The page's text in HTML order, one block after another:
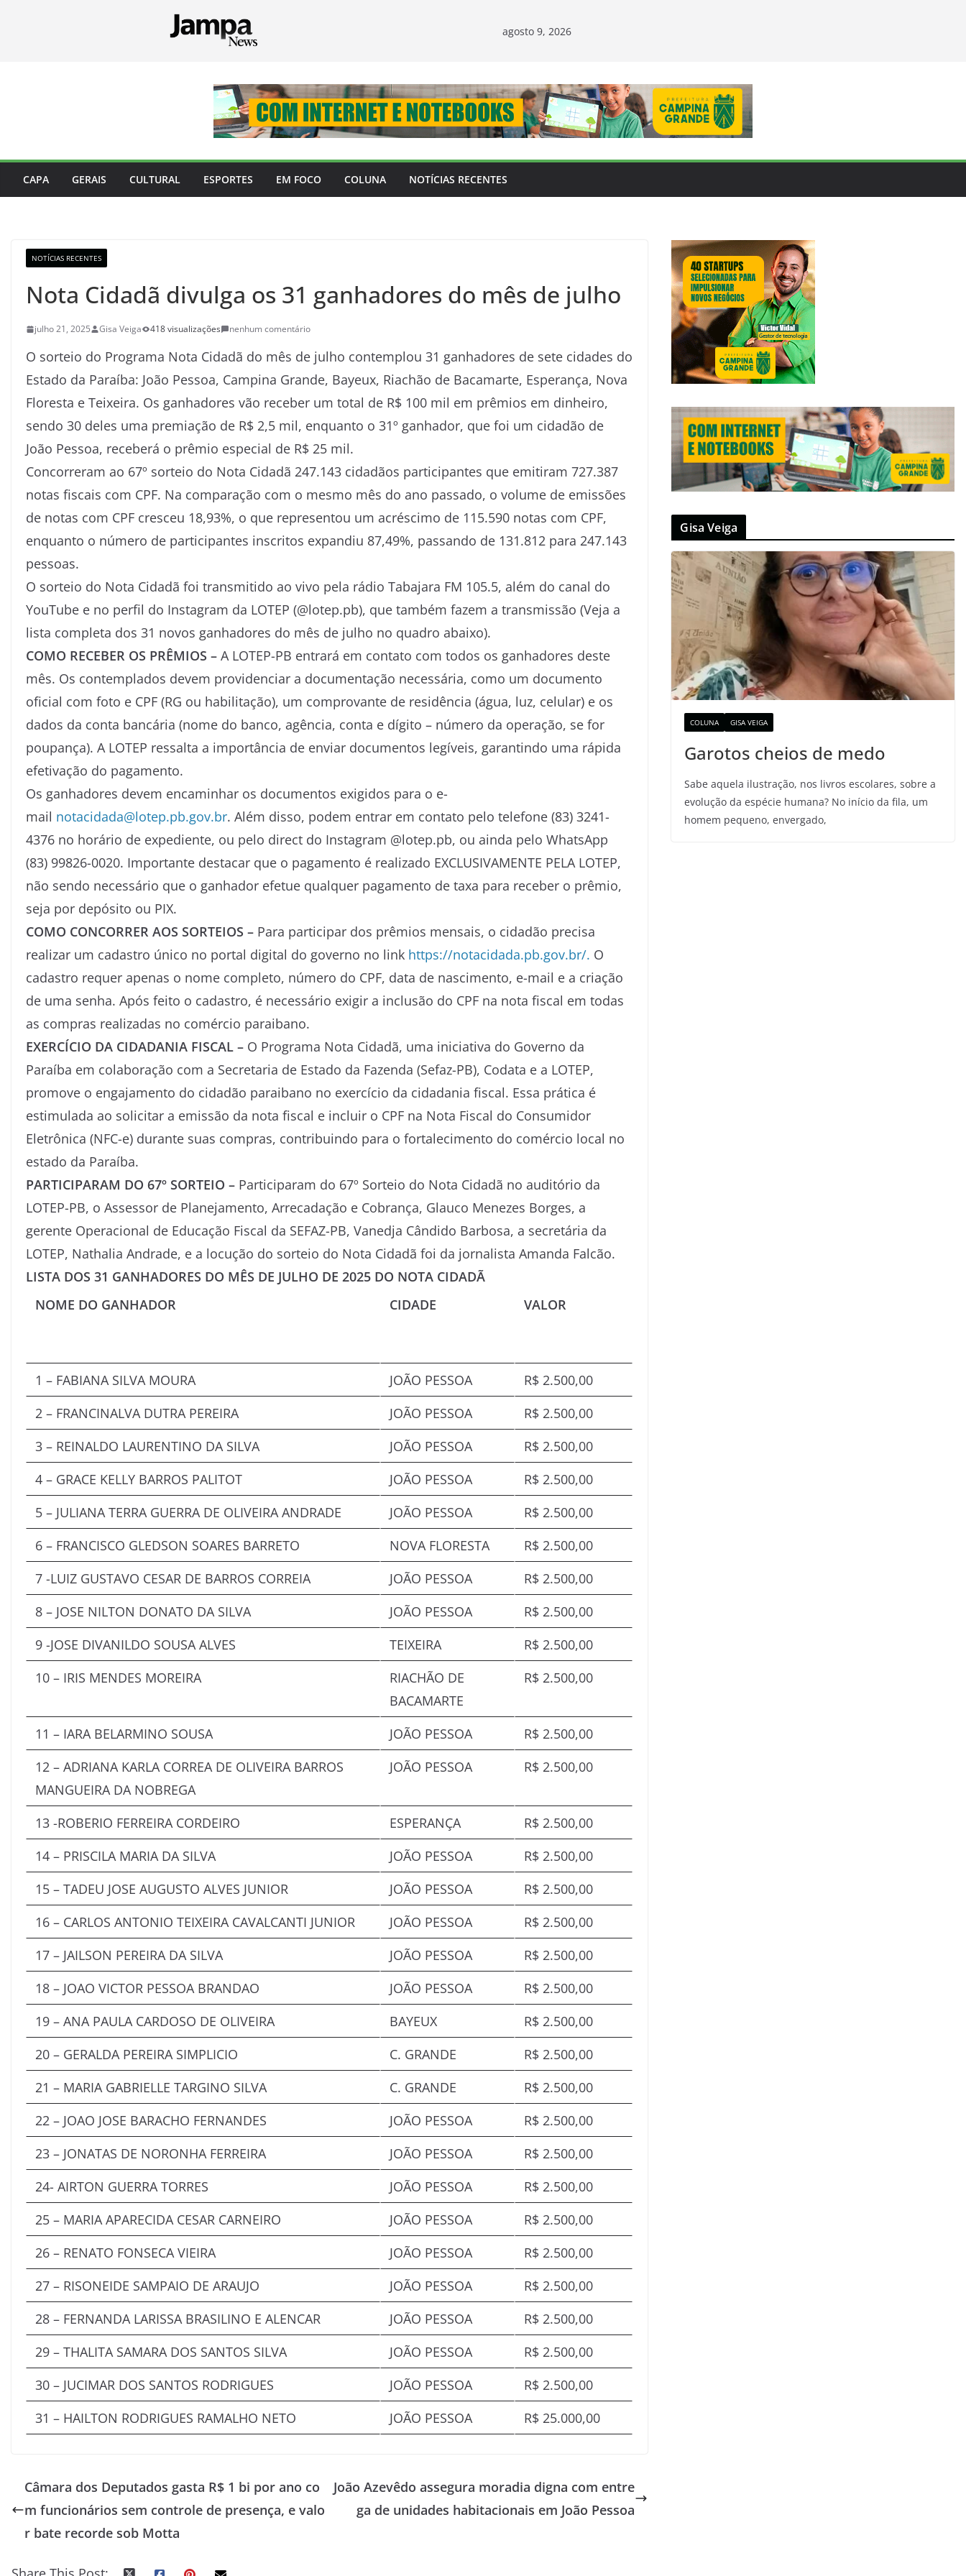
agosto 9, 2026
CAPA GERAIS CULTURAL ESPORTES EM FOCO COLUNA NOTÍCIAS RECENTES
NOTÍCIAS RECENTES
Nota Cidadã divulga os 31 ganhadores do mês de julho
julho 21, 2025 Gisa Veiga 418 visualizações nenhum comentário
O sorteio do Programa Nota Cidadã do mês de julho contemplou 31 ganhadores de sete cidades do
Estado da Paraíba: João Pessoa, Campina Grande, Bayeux, Riachão de Bacamarte, Esperança, Nova
Floresta e Teixeira. Os ganhadores vão receber um total de R$ 100 mil em prêmios em dinheiro,
sendo 30 deles uma premiação de R$ 2,5 mil, enquanto o 31º ganhador, que foi um cidadão de
João Pessoa, receberá o prêmio especial de R$ 25 mil.
Concorreram ao 67º sorteio do Nota Cidadã 247.143 cidadãos participantes que emitiram 727.387
notas fiscais com CPF. Na comparação com o mesmo mês do ano passado, o volume de emissões
de notas com CPF cresceu 18,93%, o que representou um acréscimo de 115.590 notas com CPF,
enquanto o número de participantes inscritos expandiu 87,49%, passando de 131.812 para 247.143
pessoas.
O sorteio do Nota Cidadã foi transmitido ao vivo pela rádio Tabajara FM 105.5, além do canal do
YouTube e no perfil do Instagram da LOTEP (@lotep.pb), que também fazem a transmissão (Veja a
lista completa dos 31 novos ganhadores do mês de julho no quadro abaixo).
COMO RECEBER OS PRÊMIOS – A LOTEP-PB entrará em contato com todos os ganhadores deste
mês. Os contemplados devem providenciar a documentação necessária, como um documento
oficial com foto e CPF (RG ou habilitação), um comprovante de residência (água, luz, celular) e os
dados da conta bancária (nome do banco, agência, conta e dígito – número da operação, se for
poupança). A LOTEP ressalta a importância de enviar documentos legíveis, garantindo uma rápida
efetivação do pagamento.
Os ganhadores devem encaminhar os documentos exigidos para o e-
mail notacidada@lotep.pb.gov.br. Além disso, podem entrar em contato pelo telefone (83) 3241-
4376 no horário de expediente, ou pelo direct do Instagram @lotep.pb, ou ainda pelo WhatsApp
(83) 99826-0020. Importante destacar que o pagamento é realizado EXCLUSIVAMENTE PELA LOTEP,
não sendo necessário que o ganhador efetue qualquer pagamento de taxa para receber o prêmio,
seja por depósito ou PIX.
COMO CONCORRER AOS SORTEIOS – Para participar dos prêmios mensais, o cidadão precisa
realizar um cadastro único no portal digital do governo no link https://notacidada.pb.gov.br/. O
cadastro requer apenas o nome completo, número do CPF, data de nascimento, e-mail e a criação
de uma senha. Após feito o cadastro, é necessário exigir a inclusão do CPF na nota fiscal em todas
as compras realizadas no comércio paraibano.
EXERCÍCIO DA CIDADANIA FISCAL – O Programa Nota Cidadã, uma iniciativa do Governo da
Paraíba em colaboração com a Secretaria de Estado da Fazenda (Sefaz-PB), Codata e a LOTEP,
promove o engajamento do cidadão paraibano no exercício da cidadania fiscal. Essa prática é
estimulada ao solicitar a emissão da nota fiscal e incluir o CPF na Nota Fiscal do Consumidor
Eletrônica (NFC-e) durante suas compras, contribuindo para o fortalecimento do comércio local no
estado da Paraíba.
PARTICIPARAM DO 67º SORTEIO – Participaram do 67º Sorteio do Nota Cidadã no auditório da
LOTEP-PB, o Assessor de Planejamento, Arrecadação e Cobrança, Glauco Menezes Borges, a
gerente Operacional de Educação Fiscal da SEFAZ-PB, Vanedja Cândido Barbosa, a secretária da
LOTEP, Nathalia Andrade, e a locução do sorteio do Nota Cidadã foi da jornalista Amanda Falcão.
LISTA DOS 31 GANHADORES DO MÊS DE JULHO DE 2025 DO NOTA CIDADÃ
NOME DO GANHADOR
CIDADE VALOR
1 – FABIANA SILVA MOURA JOÃO PESSOA
R$ 2.500,00
2 – FRANCINALVA DUTRA PEREIRA
JOÃO PESSOA
R$ 2.500,00
3 – REINALDO LAURENTINO DA SILVA
JOÃO PESSOA
R$ 2.500,00
4 – GRACE KELLY BARROS PALITOT
JOÃO PESSOA
R$ 2.500,00
5 – JULIANA TERRA GUERRA DE OLIVEIRA ANDRADE
JOÃO PESSOA
R$ 2.500,00
6 – FRANCISCO GLEDSON SOARES BARRETO
NOVA FLORESTA
R$ 2.500,00
7 -LUIZ GUSTAVO CESAR DE BARROS CORREIA
JOÃO PESSOA
R$ 2.500,00
8 – JOSE NILTON DONATO DA SILVA
JOÃO PESSOA
R$ 2.500,00
9 -JOSE DIVANILDO SOUSA ALVES
TEIXEIRA
R$ 2.500,00
10 – IRIS MENDES MOREIRA
RIACHÃO DE
BACAMARTE
R$ 2.500,00
11 – IARA BELARMINO SOUSA JOÃO PESSOA
R$ 2.500,00
12 – ADRIANA KARLA CORREA DE OLIVEIRA BARROS
MANGUEIRA DA NOBREGA
JOÃO PESSOA R$ 2.500,00
13 -ROBERIO FERREIRA CORDEIRO ESPERANÇA
R$ 2.500,00
14 – PRISCILA MARIA DA SILVA
JOÃO PESSOA
R$ 2.500,00
15 – TADEU JOSE AUGUSTO ALVES JUNIOR
JOÃO PESSOA
R$ 2.500,00
16 – CARLOS ANTONIO TEIXEIRA CAVALCANTI JUNIOR
JOÃO PESSOA
R$ 2.500,00
17 – JAILSON PEREIRA DA SILVA
JOÃO PESSOA
R$ 2.500,00
18 – JOAO VICTOR PESSOA BRANDAO
JOÃO PESSOA
R$ 2.500,00
19 – ANA PAULA CARDOSO DE OLIVEIRA
BAYEUX
R$ 2.500,00
20 – GERALDA PEREIRA SIMPLICIO
C. GRANDE
R$ 2.500,00
21 – MARIA GABRIELLE TARGINO SILVA
C. GRANDE
R$ 2.500,00
22 – JOAO JOSE BARACHO FERNANDES
JOÃO PESSOA
R$ 2.500,00
23 – JONATAS DE NORONHA FERREIRA
JOÃO PESSOA
R$ 2.500,00
24- AIRTON GUERRA TORRES
JOÃO PESSOA
R$ 2.500,00
25 – MARIA APARECIDA CESAR CARNEIRO
JOÃO PESSOA
R$ 2.500,00
26 – RENATO FONSECA VIEIRA
JOÃO PESSOA
R$ 2.500,00
27 – RISONEIDE SAMPAIO DE ARAUJO
JOÃO PESSOA
R$ 2.500,00
28 – FERNANDA LARISSA BRASILINO E ALENCAR
JOÃO PESSOA
R$ 2.500,00
29 – THALITA SAMARA DOS SANTOS SILVA
JOÃO PESSOA
R$ 2.500,00
30 – JUCIMAR DOS SANTOS RODRIGUES
JOÃO PESSOA
R$ 2.500,00
31 – HAILTON RODRIGUES RAMALHO NETO
JOÃO PESSOA R$ 25.000,00
Câmara dos Deputados gasta R$ 1 bi por ano co
m funcionários sem controle de presença, e valo
r bate recorde sob Motta
João Azevêdo assegura moradia digna com entre
ga de unidades habitacionais em João Pessoa
Gisa Veiga
COLUNA GISA VEIGA
Garotos cheios de medo
Sabe aquela ilustração, nos livros escolares, sobre a
evolução da espécie humana? No início da fila, um
homem pequeno, envergado,